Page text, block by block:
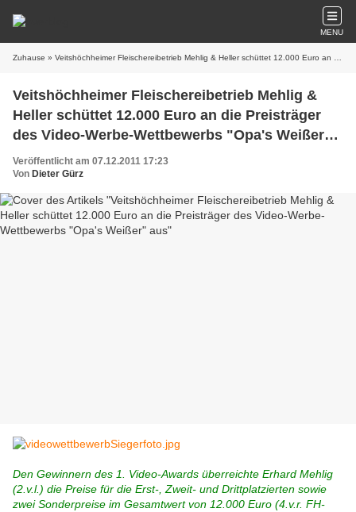
MENU
Zuhause » Veitshöchheimer Fleischereibetrieb Mehlig & Heller schüttet 12.000 Euro an die Preisträger des Video-Werbe-Wettbewerbs "Opa's Weißer" aus
Veitshöchheimer Fleischereibetrieb Mehlig &
Heller schüttet 12.000 Euro an die Preisträger
des Video-Werbe-Wettbewerbs "Opa's Weißer"
aus
Veröffentlicht am 07.12.2011 17:23
Von Dieter Gürz
Den Gewinnern des 1. Video-Awards überreichte Erhard Mehlig
(2.v.l.) die Preise für die Erst-, Zweit- und Drittplatzierten sowie
zwei Sonderpreise im Gesamtwert von 12.000 Euro (4.v.r. FH-